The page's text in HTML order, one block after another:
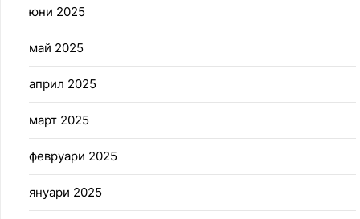
юни 2025
май 2025
април 2025
март 2025
февруари 2025
януари 2025